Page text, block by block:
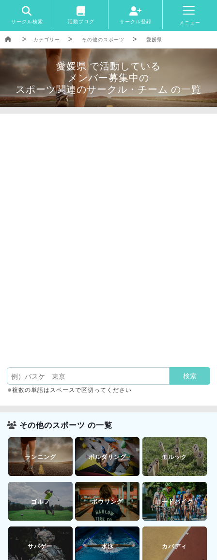
サークル検索 活動ブログ サークル登録 メニュー
カテゴリー その他のスポーツ 愛媛県
愛媛県 で活動している
メンバー募集中の
スポーツ関連のサークル・チーム の一覧
※複数の単語はスペースで区切ってください
その他のスポーツ の一覧
ランニング ボルダリング モルック
ゴルフ ボウリング ロードバイク
サバゲー 水泳 カバディ